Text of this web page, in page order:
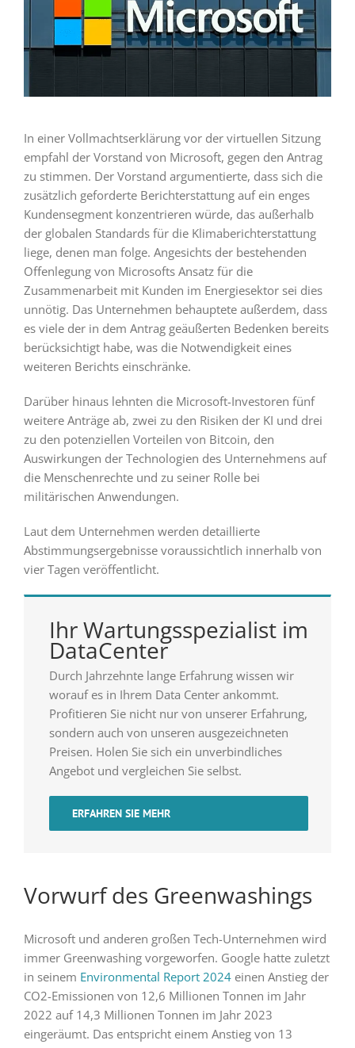
In einer Vollmachtserklärung vor der virtuellen Sitzung
empfahl der Vorstand von Microsoft, gegen den Antrag
zu stimmen. Der Vorstand argumentierte, dass sich die
zusätzlich geforderte Berichterstattung auf ein enges
Kundensegment konzentrieren würde, das außerhalb
der globalen Standards für die Klimaberichterstattung
liege, denen man folge. Angesichts der bestehenden
Offenlegung von Microsofts Ansatz für die
Zusammenarbeit mit Kunden im Energiesektor sei dies
unnötig. Das Unternehmen behauptete außerdem, dass
es viele der in dem Antrag geäußerten Bedenken bereits
berücksichtigt habe, was die Notwendigkeit eines
weiteren Berichts einschränke.
Darüber hinaus lehnten die Microsoft-Investoren fünf
weitere Anträge ab, zwei zu den Risiken der KI und drei
zu den potenziellen Vorteilen von Bitcoin, den
Auswirkungen der Technologien des Unternehmens auf
die Menschenrechte und zu seiner Rolle bei
militärischen Anwendungen.
Laut dem Unternehmen werden detaillierte
Abstimmungsergebnisse voraussichtlich innerhalb von
vier Tagen veröffentlicht.
Ihr Wartungsspezialist im
DataCenter
Durch Jahrzehnte lange Erfahrung wissen wir
worauf es in Ihrem Data Center ankommt.
Profitieren Sie nicht nur von unserer Erfahrung,
sondern auch von unseren ausgezeichneten
Preisen. Holen Sie sich ein unverbindliches
Angebot und vergleichen Sie selbst.
ERFAHREN SIE MEHR
Vorwurf des Greenwashings
Microsoft und anderen großen Tech-Unternehmen wird
immer Greenwashing vorgeworfen. Google hatte zuletzt
in seinem Environmental Report 2024einen Anstieg der
CO2-Emissionen von 12,6 Millionen Tonnen im Jahr
2022 auf 14,3 Millionen Tonnen im Jahr 2023
eingeräumt. Das entspricht einem Anstieg von 13